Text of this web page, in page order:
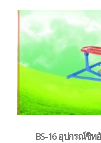
BS-16 อุปกรณ์ซิท